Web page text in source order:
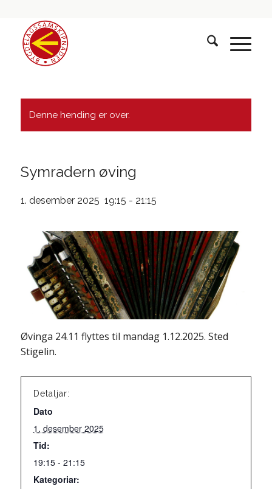
Denne hending er over.
Symradern øving
1. desember 2025 19:15 - 21:15
Øvinga 24.11 flyttes til mandag 1.12.2025. Sted
Stigelin.
Detaljar:
Dato
1. desember 2025
Tid:
19:15 - 21:15
Kategoriar: